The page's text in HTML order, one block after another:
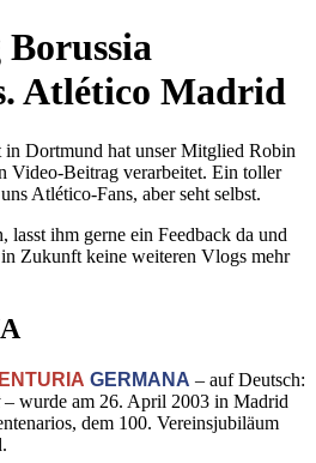
Atlético Madrid
Dortmund hat unser Mitglied Robin
Video-Beitrag verarbeitet. Ein toller
Atlético-Fans, aber seht selbst.
lasst ihm gerne ein Feedback da und
Zukunft keine weiteren Vlogs mehr
GERMANA – auf Deutsch:
– wurde am 26. April 2003 in Madrid
dem 100. Vereinsjubiläum